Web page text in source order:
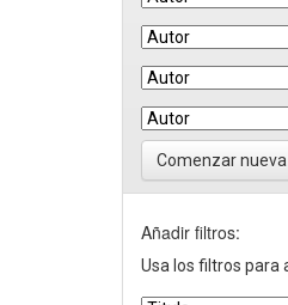
Comenzar
Añadir filtros:
Usa los filtros para